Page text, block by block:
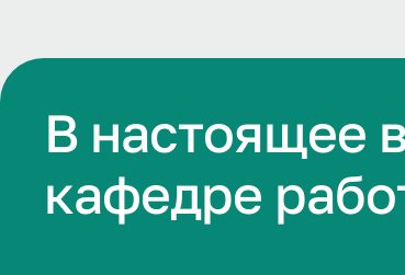
В настоящее
кафедре